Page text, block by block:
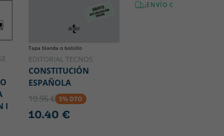
I
Tapa blanda o bolsillo
EDITORIAL TECNOS
CONSTITUCIÓN
ESPAÑOLA
10.95 € 5% DTO
10.40 €
¡ENVÍO GRATIS!